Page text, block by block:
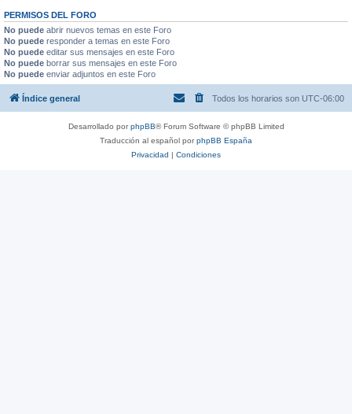
PERMISOS DEL FORO
No puede abrir nuevos temas en este Foro
No puede responder a temas en este Foro
No puede editar sus mensajes en este Foro
No puede borrar sus mensajes en este Foro
No puede enviar adjuntos en este Foro
Índice general Todos los horarios son UTC-06:00
Desarrollado porphpBB® Forum Software © phpBB Limited
Traducción al español porphpBB España
Privacidad | Condiciones